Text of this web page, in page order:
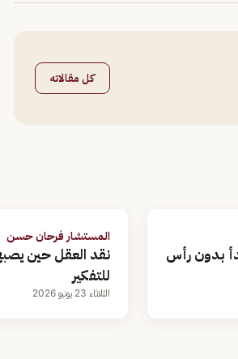
كل مقالاته
تبدأ بدون رأس
المستشار فرحان حسن
نقد العقل حين
للتفكير
الثلاثاء 23 يونيو 2026